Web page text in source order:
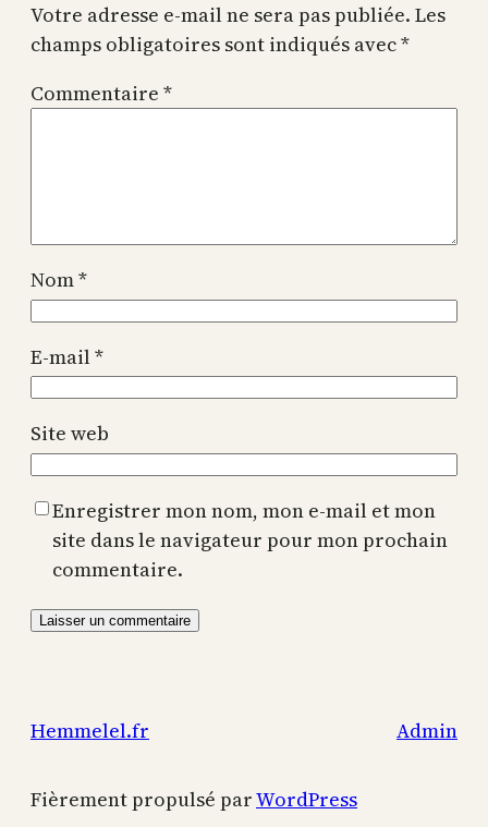
Votre adresse e-mail ne sera pas publiée. Les
champs obligatoires sont indiqués avec*
Commentaire *
Nom*
E-mail*
Site web
Enregistrer mon nom, mon e-mail et mon
site dans le navigateur pour mon prochain
commentaire.
Hemmelel.fr Admin
Fièrement propulsé parWordPress